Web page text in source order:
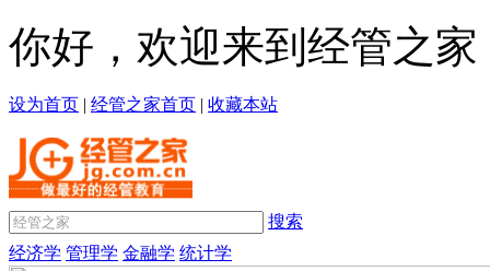
你好，欢迎来到经管之家
设为首页 | 经管之家首页 | 收藏本站
搜索
经济学 管理学 金融学 统计学